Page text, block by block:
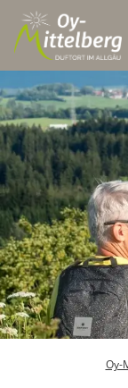
Oy-